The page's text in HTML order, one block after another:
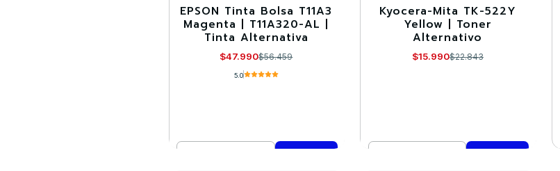
-15%
EPSON Tinta Bolsa T11A3
Magenta | T11A320-AL |
Tinta Alternativa
$47.990$56.459
5.0
-30%
Kyocera-Mita TK-522Y
Yellow | Toner
Alternativo
$15.990$22.843